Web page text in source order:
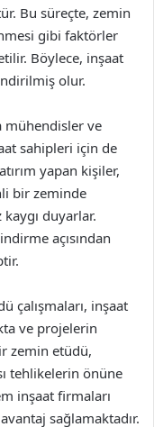
Bu süreçte, zemin
gibi faktörler
Böylece, inşaat
olur.
mühendisler ve
sahipleri için de
yapan kişiler,
bir zeminde
duyarlar.
açısından
çalışmaları, inşaat
ve projelerin
zemin etüdü,
tehlikelerin önüne
inşaat firmaları
sağlamaktadır.